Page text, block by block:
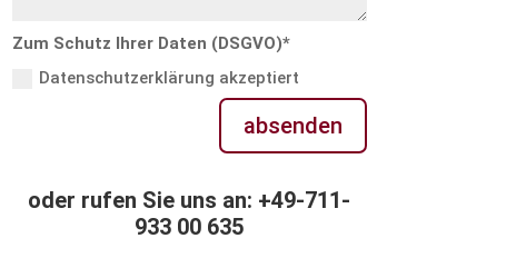
Zum Schutz Ihrer Daten (DSGVO)*
Datenschutzerklärung akzeptiert
absenden
oder rufen Sie uns an: +49-711-
933 00 635